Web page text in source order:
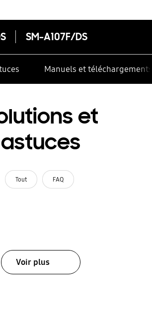
SM-A107F/DS
Manuels et téléchargements
et
astuces
Tout FAQ
Voir plus